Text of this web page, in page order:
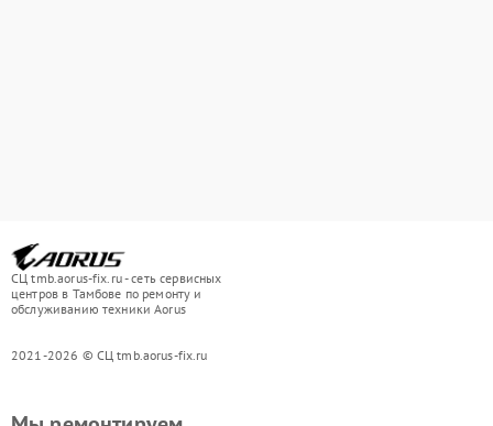
СЦ tmb.aorus-fix.ru - сеть сервисных
центров в Тамбове по ремонту и
обслуживанию техники Aorus
2021-2026 © СЦ tmb.aorus-fix.ru